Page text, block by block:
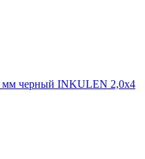
мм черный INKULEN 2,0х4